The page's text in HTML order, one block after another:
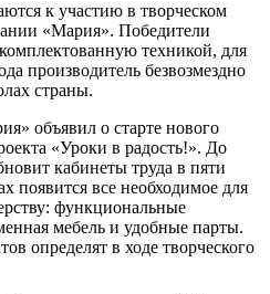
к участию в творческом
«Мария». Победители
техникой, для
производитель безвозмездно
страны.
объявил о старте нового
«Уроки в радость!». До
кабинеты труда в пяти
появится все необходимое для
функциональные
мебель и удобные парты.
определят в ходе творческого